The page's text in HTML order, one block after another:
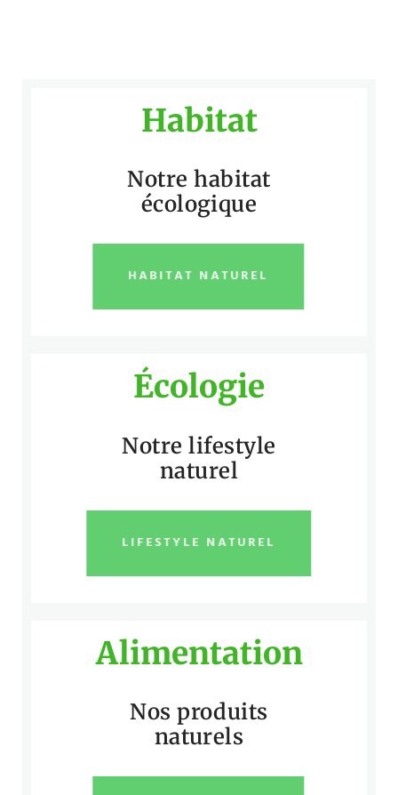
Habitat
Notre habitat
écologique
HABITAT NATUREL
Écologie
Notre lifestyle
naturel
LIFESTYLE NATUREL
Alimentation
Nos produits
naturels